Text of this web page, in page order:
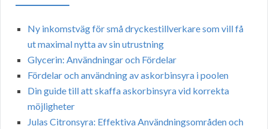
Ny inkomstväg för små dryckestillverkare som vill få
ut maximal nytta av sin utrustning
Glycerin: Användningar och Fördelar
Fördelar och användning av askorbinsyra i poolen
Din guide till att skaffa askorbinsyra vid korrekta
möjligheter
Julas Citronsyra: Effektiva Användningsområden och